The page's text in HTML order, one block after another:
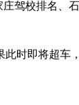
庄驾校排名
时即将超车